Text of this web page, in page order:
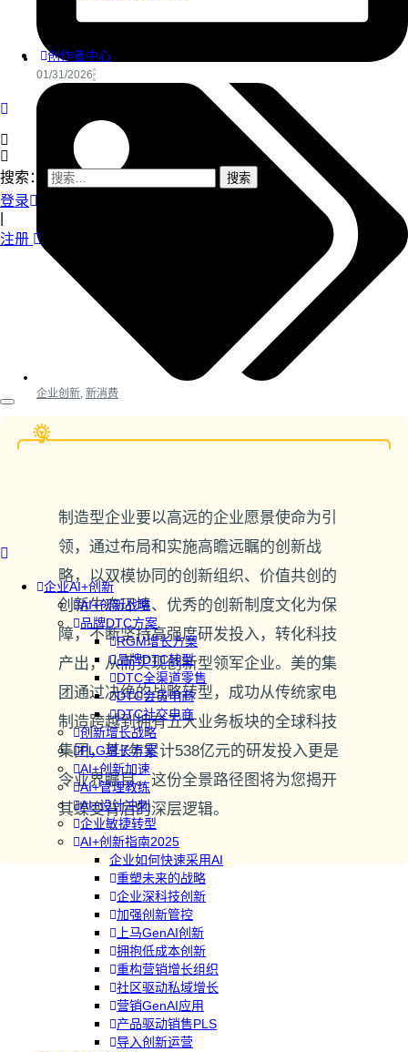
创作者中心
搜索：
登录
注册
企业AI+创新
AI+创新战略
品牌DTC方案
RGM增长方案
品牌DTC转型
DTC全渠道零售
DTC会员电商
DTC社交电商
创新增长战略
PLG增长方案
AI+创新加速
AI+管理教练
AI+设计冲刺
企业敏捷转型
AI+创新指南2025
企业如何快速采用AI
重塑未来的战略
企业深科技创新
加强创新管控
上马GenAI创新
拥抱低成本创新
重构营销增长组织
社区驱动私域增长
营销GenAI应用
产品驱动销售PLS
导入创新运营
01/31/2026
企业创新 新消费
制造型企业要以高远的企业愿景使命为引
领，通过布局和实施高瞻远瞩的创新战
略，以双模协同的创新组织、价值共创的
创新生态环境、优秀的创新制度文化为保
障，不断坚持高强度研发投入，转化科技
产出，从而实现创新型领军企业。美的集
团通过决绝的战略转型，成功从传统家电
制造跨越到拥有五大业务板块的全球科技
集团，其7年累计538亿元的研发投入更是
令业界瞩目。这份全景路径图将为您揭开
其蝶变背后的深层逻辑。